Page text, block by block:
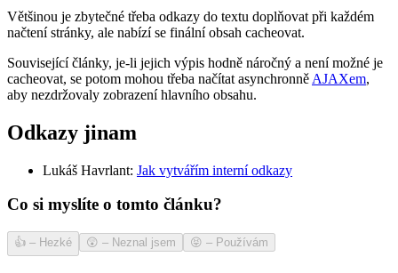
Většinou je zbytečné třeba odkazy do textu doplňovat při každém
načtení stránky, ale nabízí se finální obsah cacheovat.
Související články, je-li jejich výpis hodně náročný a není možné je
cacheovat, se potom mohou třeba načítat asynchronně AJAXem,
aby nezdržovaly zobrazení hlavního obsahu.
Odkazy jinam
Lukáš Havrlant: Jak vytvářím interní odkazy
Co si myslíte o tomto článku?
👍 – Hezké 😲 – Neznal jsem 😝 – Používám